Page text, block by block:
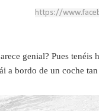
https://
genial? Pues
a bordo de un coche